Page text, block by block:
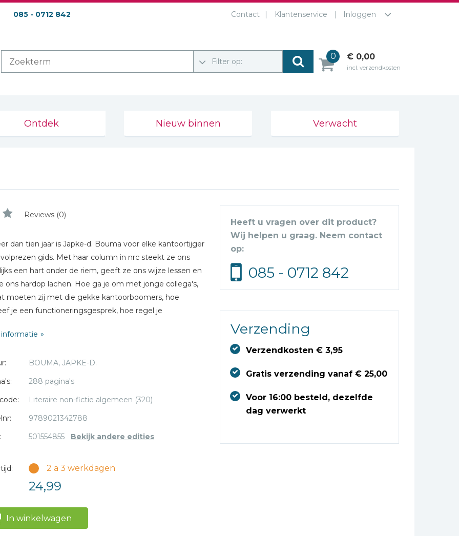
085 - 0712 842 Contact Klantenservice Inloggen
Filter op:
0 € 0,00
incl. verzendkosten
Ontdek Nieuw binnen Verwacht
Reviews (0)
dan tien jaar is Japke-d. Bouma voor elke kantoortijger
gids. Met haar column in nrc steekt ze ons
een hart onder de riem, geeft ze ons wijze lessen en
ons hardop lachen. Hoe ga je om met jonge collega's,
moeten zij met die gekke kantoorboomers, hoe
je een functioneringsgesprek, hoe regel je
hoe ga je om met wéér zo'n slaapverwekkende
kantoortypes, de grappigste verhalen over de
en de flexplek, de jeukerigste jeukwoorden en
onmisbaar als hilarisch boek.
BOUMA, JAPKE-D.
288 pagina's
Literaire non-fictie algemeen (320)
9789021342788
501554855 Bekijk andere edities
2 a 3 werkdagen
24,99
In winkelwagen
Heeft u vragen over dit product?
Wij helpen u graag. Neem contact
op:
085 - 0712 842
Verzending
Verzendkosten € 3,95
Gratis verzending vanaf € 25,00
Voor 16:00 besteld, dezelfde
dag verwerkt